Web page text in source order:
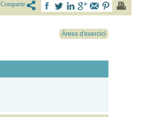
Compartir
Àrees d'exercici